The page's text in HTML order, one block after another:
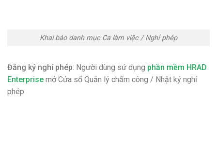
Khai báo danh mục Ca làm việc / Nghỉ phép
Đăng ký nghỉ phép: Người dùng sử dụng phần mềm HRAD
Enterprise mở Cửa sổ Quản lý chấm công / Nhật ký nghỉ
phép